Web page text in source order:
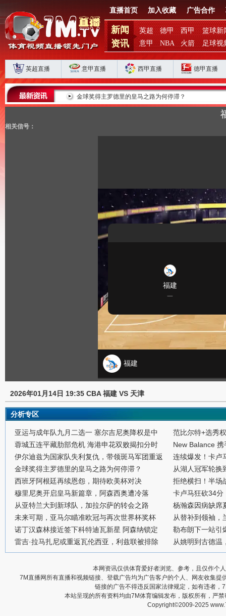
直播首页 加入收藏 广告合作
新闻
资讯
英超 德甲 西甲
篮球新
意甲
NBA 火箭 足球视
英超直播 意甲直播 西甲直播 德甲直播
军团重返巅峰 金球奖得主罗德里的皇马之路为何停滞？
相关信号：
2026年01月14日 19:35 CBA 福建 VS 天津
分析专区
亚运与成年队九月二选一 塞尔吉尼奥降权是中
蓉城五连平藏肋部危机 海港申花双败揭扣分时
伊尔迪兹为国家队失利复仇，带领斑马军团重返
金球奖得主罗德里的皇马之路为何停滞？
西班牙阿根廷再续恩怨，期待欧美杯对决
穆里尼奥开启皇马新篇章，阿森西奥遭冷落
从亚特兰大到新球队，加拉尔萨的转会之路
未来可期，亚马尔瞄准欧冠与再次世界杯奖杯
诺丁汉森林接近签下科特迪瓦新星 阿森纳锁定
雷吉·拉马扎尼或重返瓦伦西亚，利兹联被排除
范比尔特+选秀
New Balance
连续爆发！卡卢
从湖人冠军轮换
拒绝横扫！半场
卡卢马狂砍34分
杨瀚森因病缺席
从替补到领袖，
勒布朗下一站引
从姚明到古德温
本网资讯仅供体育爱好者浏览、参考，且仅作个
7M直播网所有直播和视频链接、登载广告均为广告客户的个人、网友收集
链接的广告不得违反国家法律规定，如有违者
本站呈现的所有资料均由7M体育编辑发布，版权所有，严
Copyright©2009-2025